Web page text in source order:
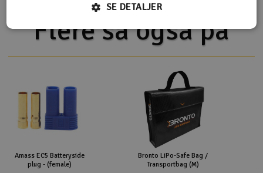
Flere så også på
Amass EC5 Batteryside
plug - (female)
Bronto LiPo-Safe Bag /
Transportbag (M)
SE DETALJER